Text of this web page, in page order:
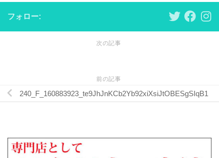
フォロー:
次の記事
前の記事
240_F_160883923_te9JhJnKCb2Yb92xiXsiJtOBESgSIqB1